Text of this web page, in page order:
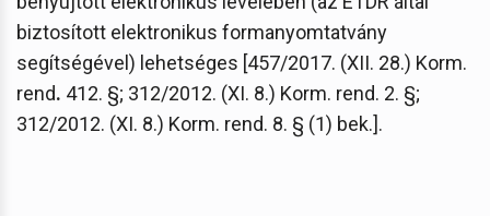
biztosított elektronikus formanyomtatvány
segítségével) lehetséges [457/2017. (XII. 28.) Korm.
rend. 412. §; 312/2012. (XI. 8.) Korm. rend. 2. §;
312/2012. (XI. 8.) Korm. rend. 8. § (1) bek.].